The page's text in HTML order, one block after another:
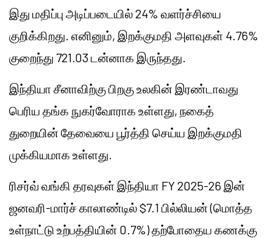
இது மதிப்பு அடிப்படையில் 24% வளர்ச்சியை
குறிக்கிறது. எனினும், இறக்குமதி அளவுகள் 4.76%
குறைந்து 721.03 டன்னாக இருந்தது.
இந்தியா சீனாவிற்கு பிறகு உலகின் இரண்டாவது
பெரிய தங்க நுகர்வோராக உள்ளது, நகைத்
துறையின் தேவையை பூர்த்தி செய்ய இறக்குமதி
முக்கியமாக உள்ளது.
ரிசர்வ் வங்கி தரவுகள் இந்தியா FY 2025-26 இன்
ஜனவரி-மார்ச் காலாண்டில் $7.1 பில்லியன் (மொத்த
உள்நாட்டு உற்பத்தியின் 0.7%) தற்போதைய கணக்கு